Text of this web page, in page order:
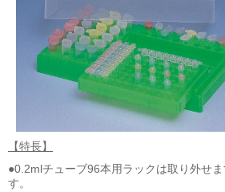
【特長】
●0.2mlチューブ96本用ラックは取り外せ
す。